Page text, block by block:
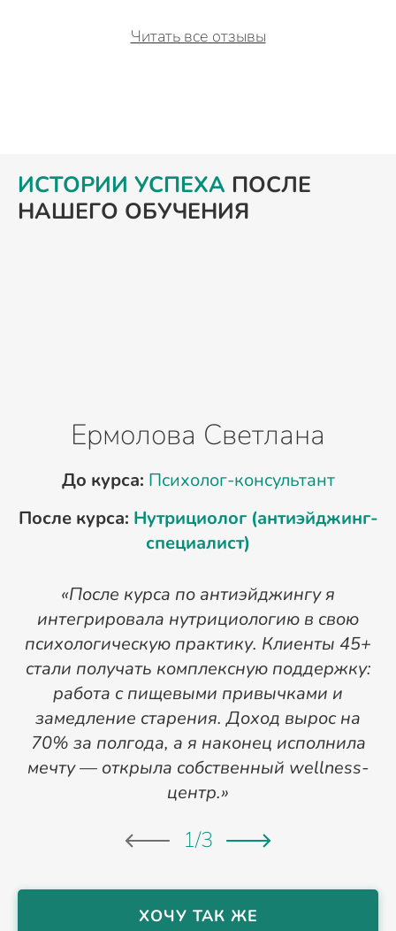
Читать все отзывы
ИСТОРИИ УСПЕХА ПОСЛЕ
НАШЕГО ОБУЧЕНИЯ
Ермолова Светлана
До курса: Психолог-консультант
После курса: Нутрициолог (антиэйджинг-
специалист)
«После курса по антиэйджингу я
интегрировала нутрициологию в свою
психологическую практику. Клиенты 45+
стали получать комплексную поддержку:
работа с пищевыми привычками и
замедление старения. Доход вырос на
70% за полгода, а я наконец исполнила
мечту — открыла собственный wellness-
центр.»
1/3
ХОЧУ ТАК ЖЕ